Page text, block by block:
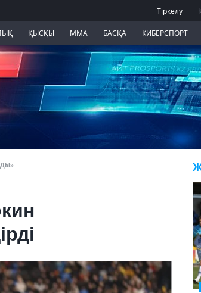
Тіркелу
ҚЫСҚЫ ММА БАСҚА КИБЕРСПОРТ